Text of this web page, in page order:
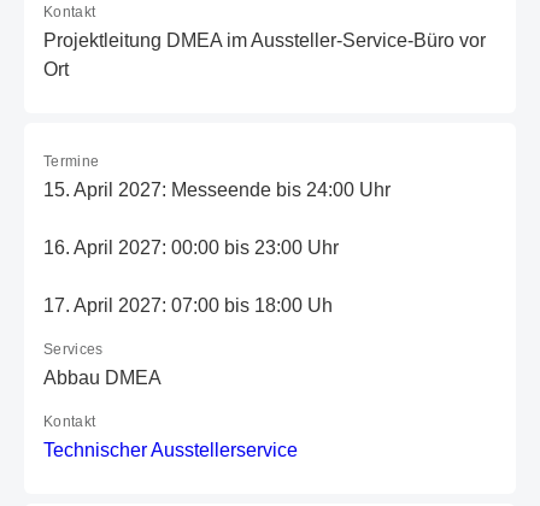
Kontakt
Projektleitung DMEA im Aussteller-Service-Büro vor
Ort
Termine
15. April 2027: Messeende bis 24:00 Uhr
16. April 2027: 00:00 bis 23:00 Uhr
17. April 2027: 07:00 bis 18:00 Uh
Services
Abbau DMEA
Kontakt
TechnischerAusstel lerservice